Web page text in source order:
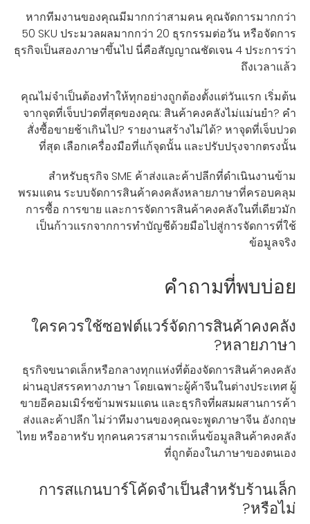
หากทีมงานของคุณมีมากกว่าสามคน คุณจัดการมากกว่า
50 SKU ประมวลผลมากกว่า 20 ธุรกรรมต่อวัน หรือจัดการ
ธุรกิจเป็นสองภาษาขึ้นไป นี่คือสัญญาณชัดเจน 4 ประการว่า
ถึงเวลาแล้ว
คุณไม่จำเป็นต้องทำให้ทุกอย่างถูกต้องตั้งแต่วันแรก เริ่มต้น
จากจุดที่เจ็บปวดที่สุดของคุณ: สินค้าคงคลังไม่แม่นยำ? คำ
สั่งซื้อขายช้าเกินไป? รายงานสร้างไม่ได้? หาจุดที่เจ็บปวด
ที่สุด เลือกเครื่องมือที่แก้จุดนั้น และปรับปรุงจากตรงนั้น
สำหรับธุรกิจ SME ค้าส่งและค้าปลีกที่ดำเนินงานข้าม
พรมแดน ระบบจัดการสินค้าคงคลังหลายภาษาที่ครอบคลุม
การซื้อ การขาย และการจัดการสินค้าคงคลังในที่เดียวมัก
เป็นก้าวแรกจากการทำบัญชีด้วยมือไปสู่การจัดการที่ใช้
ข้อมูลจริง
คำถามที่พบบ่อย
ใครควรใช้ซอฟต์แวร์จัดการสินค้าคงคลัง
หลายภาษา?
ธุรกิจขนาดเล็กหรือกลางทุกแห่งที่ต้องจัดการสินค้าคงคลัง
ผ่านอุปสรรคทางภาษา โดยเฉพาะผู้ค้าจีนในต่างประเทศ ผู้
ขายอีคอมเมิร์ซข้ามพรมแดน และธุรกิจที่ผสมผสานการค้า
ส่งและค้าปลีก ไม่ว่าทีมงานของคุณจะพูดภาษาจีน อังกฤษ
ไทย หรืออาหรับ ทุกคนควรสามารถเห็นข้อมูลสินค้าคงคลัง
ที่ถูกต้องในภาษาของตนเอง
การสแกนบาร์โค้ดจำเป็นสำหรับร้านเล็ก
หรือไม่?